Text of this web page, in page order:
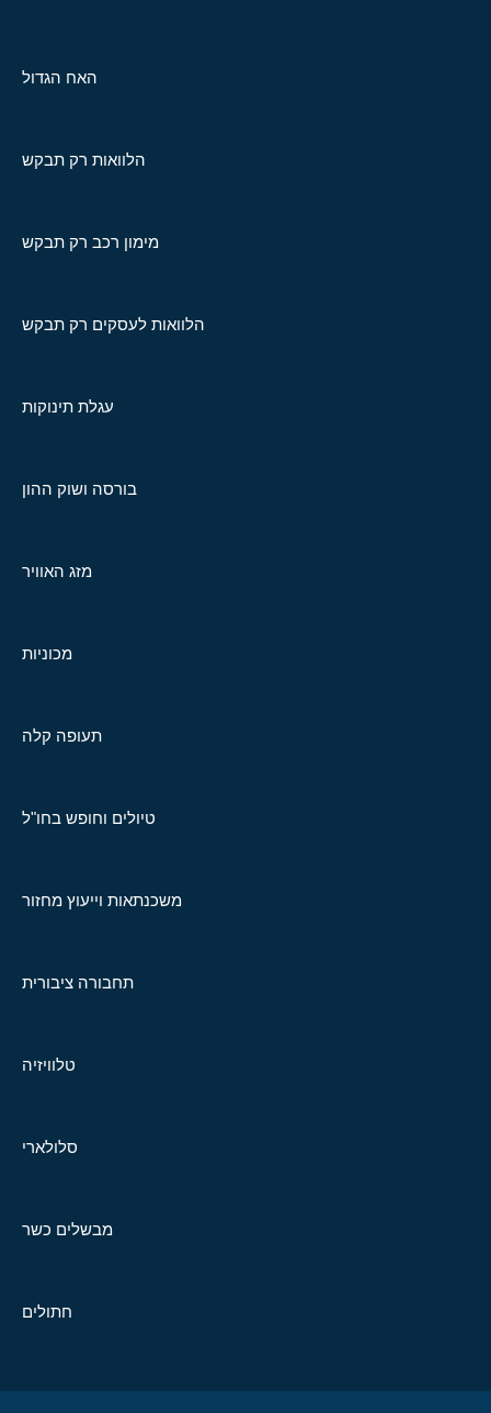
האח הגדול
הלוואות רק תבקש
מימון רכב רק תבקש
הלוואות לעסקים רק תבקש
עגלת תינוקות
בורסה ושוק ההון
מזג האוויר
מכוניות
תעופה קלה
טיולים וחופש בחו"ל
משכנתאות וייעוץ מחזור
תחבורה ציבורית
טלוויזיה
סלולארי
מבשלים כשר
חתולים